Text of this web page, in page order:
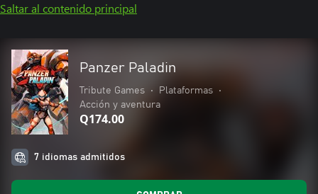
Saltar al contenido principal
Panzer Paladin
Tribute Games • Plataformas
•
Acción y aventura
Q174.00
7 idiomas admitidos